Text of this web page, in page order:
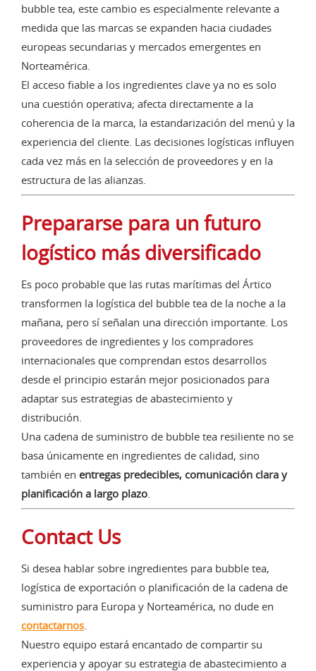
bubble tea, este cambio es especialmente relevante a
medida que las marcas se expanden hacia ciudades
europeas secundarias y mercados emergentes en
Norteamérica.
El acceso fiable a los ingredientes clave ya no es solo
una cuestión operativa; afecta directamente a la
coherencia de la marca, la estandarización del menú y la
experiencia del cliente. Las decisiones logísticas influyen
cada vez más en la selección de proveedores y en la
estructura de las alianzas.
Prepararse para un futuro
logístico más diversificado
Es poco probable que las rutas marítimas del Ártico
transformen la logística del bubble tea de la noche a la
mañana, pero sí señalan una dirección importante. Los
proveedores de ingredientes y los compradores
internacionales que comprendan estos desarrollos
desde el principio estarán mejor posicionados para
adaptar sus estrategias de abastecimiento y
distribución.
Una cadena de suministro de bubble tea resiliente no se
basa únicamente en ingredientes de calidad, sino
también en entregas predecibles, comunicación clara y
planificación a largo plazo
Contact Us
Si desea hablar sobre ingredientes para bubble tea,
logística de exportación o planificación de la cadena de
suministro para Europa y Norteamérica, no dude en
contactarnos
Nuestro equipo estará encantado de compartir su
experiencia y apoyar su estrategia de abastecimiento a